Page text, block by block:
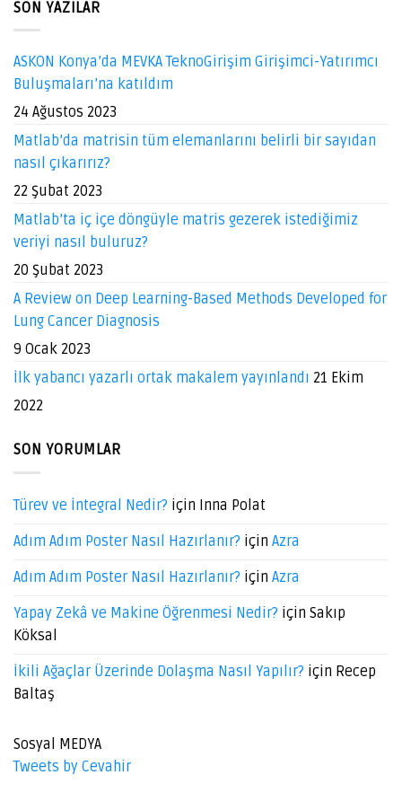
SON YAZILAR
ASKON Konya’da MEVKA TeknoGirişim Girişimci-Yatırımcı
Buluşmaları’na katıldım
24 Ağustos 2023
Matlab’da matrisin tüm elemanlarını belirli bir sayıdan
nasıl çıkarırız?
22 Şubat 2023
Matlab’ta iç içe döngüyle matris gezerek istediğimiz
veriyi nasıl buluruz?
20 Şubat 2023
A Review on Deep Learning-Based Methods Developed for
Lung Cancer Diagnosis
9 Ocak 2023
İlk yabancı yazarlı ortak makalem yayınlandı 21 Ekim
2022
SON YORUMLAR
Türev ve İntegral Nedir? için Inna Polat
Adım Adım Poster Nasıl Hazırlanır? için Azra
Adım Adım Poster Nasıl Hazırlanır? için Azra
Yapay Zekâ ve Makine Öğrenmesi Nedir? için Sakıp
Köksal
İkili Ağaçlar Üzerinde Dolaşma Nasıl Yapılır? için Recep
Baltaş
Sosyal MEDYA
Tweets by Cevahir